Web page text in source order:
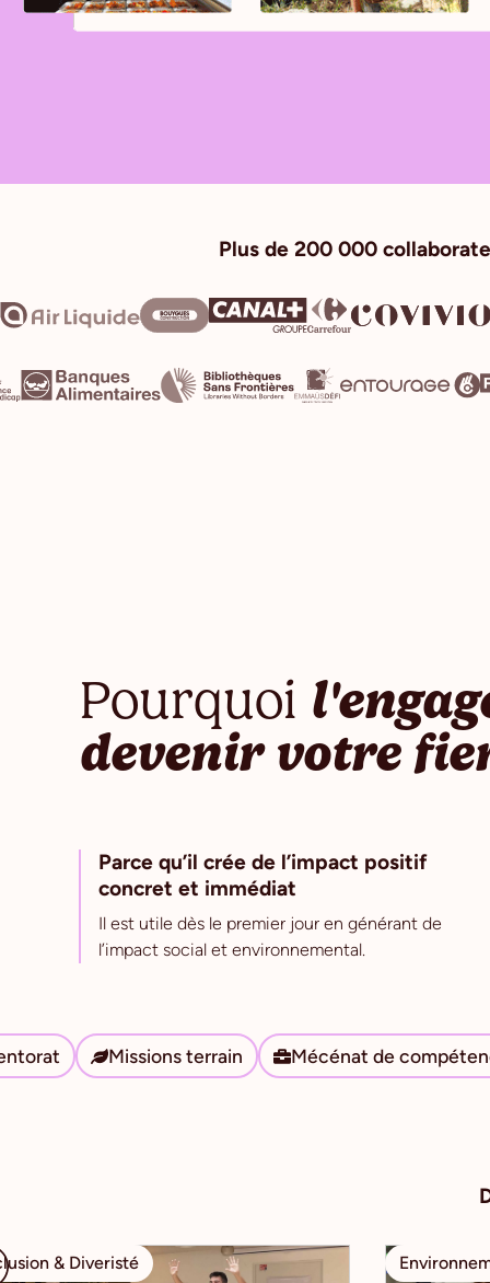
Plus de 200 000
Pourquoi
devenir votre
Parce qu’il crée de l’impact positif
concret et immédiat
Il est utile dès le premier jour en générant de
l’impact social et environnemental.
Missions terrain Mécénat de
& Diveristé